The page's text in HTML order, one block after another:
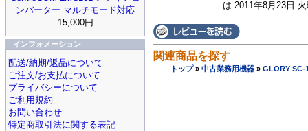
は 2011年8月23日
関連商品を探す
トップ» 中古業務用機器 » GLORY
ンバーター マルチモード対応
15,000円
インフォメーション
配送/納期/返品について
ご注文/お支払について
プライバシーについて
ご利用規約
お問い合わせ
特定商取引法に関する表記